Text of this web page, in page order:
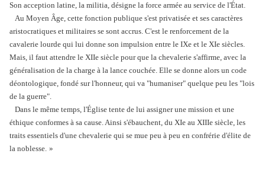
Son acception latine, la militia, désigne la force armée au service de l'État.
Au Moyen Âge, cette fonction publique s'est privatisée et ses caractères
aristocratiques et militaires se sont accrus. C'est le renforcement de la
cavalerie lourde qui lui donne son impulsion entre le IXe et le XIe siècles.
Mais, il faut attendre le XIIe siècle pour que la chevalerie s'affirme, avec la
généralisation de la charge à la lance couchée. Elle se donne alors un code
déontologique, fondé sur l'honneur, qui va "humaniser" quelque peu les "lois
de la guerre".
Dans le même temps, l'Église tente de lui assigner une mission et une
éthique conformes à sa cause. Ainsi s'ébauchent, du XIe au XIIIe siècle, les
traits essentiels d'une chevalerie qui se mue peu à peu en confrérie d'élite de
la noblesse. »